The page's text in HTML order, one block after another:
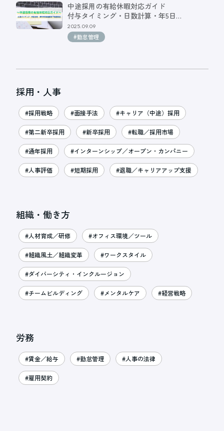
中途採用の有給休暇対応ガイド
付与タイミング・日数計算・年5日…
2025.09.09
#勤怠管理
採用・人事
#採用戦略 #面接手法 #キャリア（中途）採用
#第二新卒採用 #新卒採用 #転職／採用市場
#通年採用 #インターンシップ／オープン・カンパニー
#人事評価 #短期採用 #退職／キャリアアップ支援
組織・働き方
#人材育成／研修 #オフィス環境／ツール
#組織風土／組織変革 #ワークスタイル
#ダイバーシティ・インクルージョン
#チームビルディング #メンタルケア #経営戦略
労務
#賃金／給与 #勤怠管理 #人事の法律
#雇用契約